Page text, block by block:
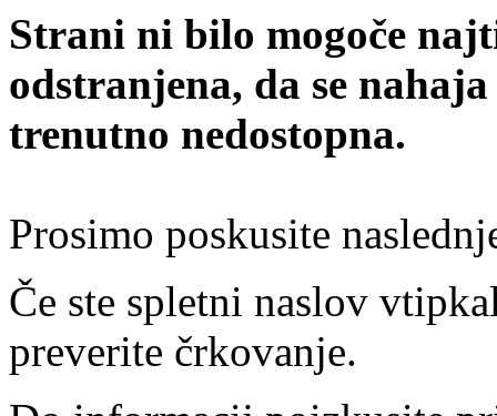
Strani ni bilo mogoče
odstranjena, da se
trenutno nedostopna.
Prosimo poskusite
Če ste spletni naslov
preverite črkovanje.